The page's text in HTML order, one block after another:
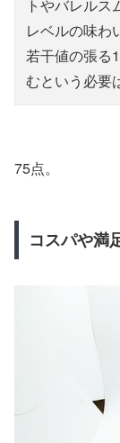
トやバレル
レベルの味わ
若干値の張る
むという必要
75点。
コスパや満